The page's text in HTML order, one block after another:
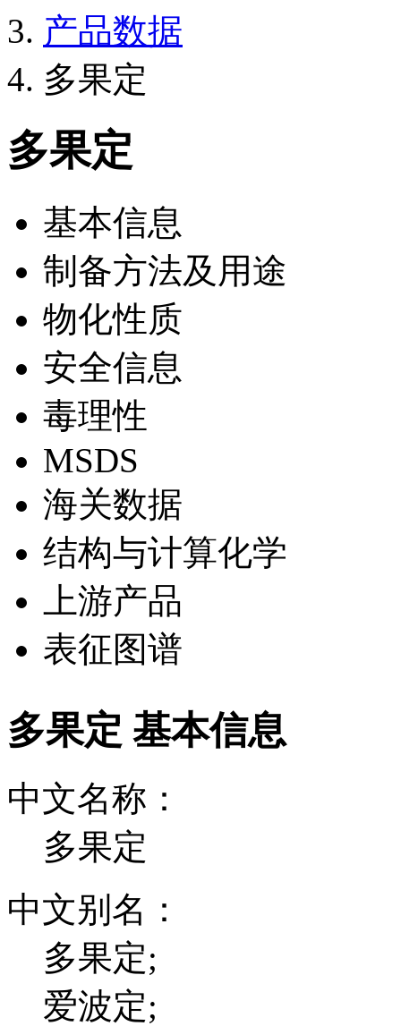
产品数据
多果定
多果定
基本信息
制备方法及用途
物化性质
安全信息
毒理性
MSDS
海关数据
结构与计算化学
上游产品
表征图谱
多果定 基本信息
中文名称：
多果定
中文别名：
多果定;
爱波定;